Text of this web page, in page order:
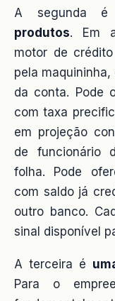
A segunda é
produtos. Em
motor de
pela
da conta. Pode
com taxa
em projeção
de funcionário
folha. Pode
com saldo já
outro banco.
sinal disponível
A terceira é
Para o